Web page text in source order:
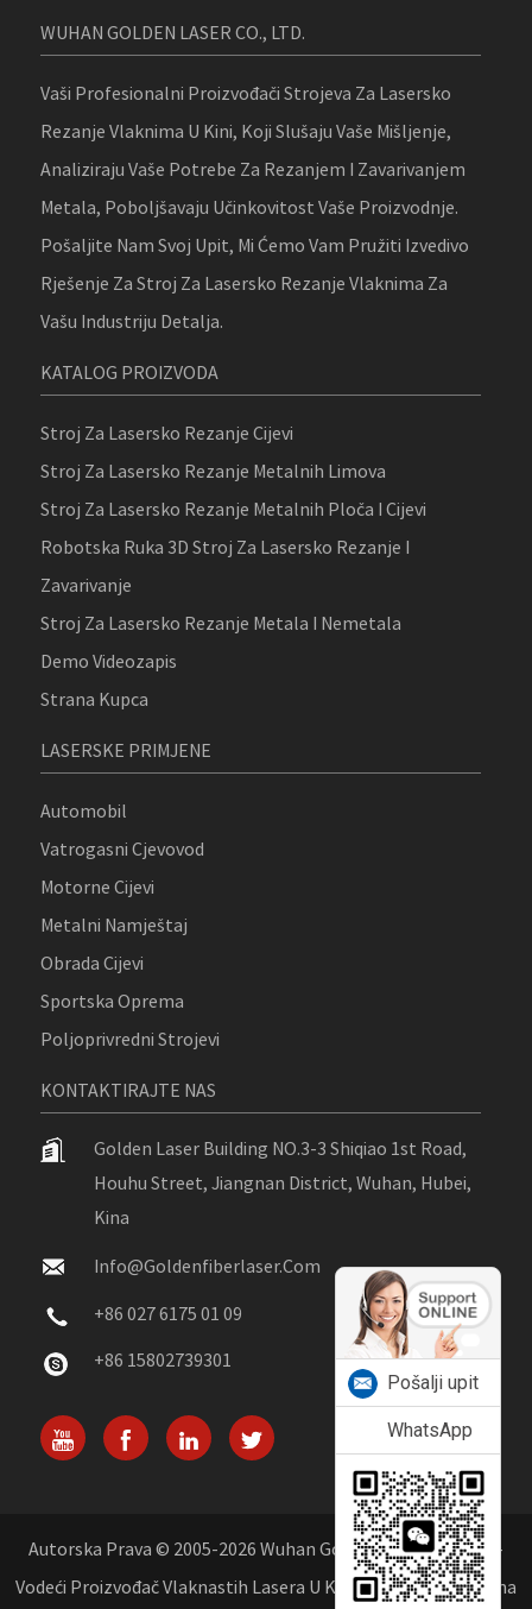
WUHAN GOLDEN LASER CO., LTD.
Vaši Profesionalni Proizvođači Strojeva Za Lasersko
Rezanje Vlaknima U Kini, Koji Slušaju Vaše Mišljenje,
Analiziraju Vaše Potrebe Za Rezanjem I Zavarivanjem
Metala, Poboljšavaju Učinkovitost Vaše Proizvodnje.
Pošaljite Nam Svoj Upit, Mi Ćemo Vam Pružiti Izvedivo
Rješenje Za Stroj Za Lasersko Rezanje Vlaknima Za
Vašu Industriju Detalja.
KATALOG PROIZVODA
Stroj Za Lasersko Rezanje Cijevi
Stroj Za Lasersko Rezanje Metalnih Limova
Stroj Za Lasersko Rezanje Metalnih Ploča I Cijevi
Robotska Ruka 3D Stroj Za Lasersko Rezanje I
Zavarivanje
Stroj Za Lasersko Rezanje Metala I Nemetala
Demo Videozapis
Strana Kupca
LASERSKE PRIMJENE
Automobil
Vatrogasni Cjevovod
Motorne Cijevi
Metalni Namještaj
Obrada Cijevi
Sportska Oprema
Poljoprivredni Strojevi
KONTAKTIRAJTE NAS
Golden Laser Building NO.3-3 Shiqiao 1st Road,
Houhu Street, Jiangnan District, Wuhan, Hubei,
Kina
Info@goldenfiberlaser.com
+86 027 6175 01 09
+86 15802739301
Autorska Prava © 2005-2026 Wuhan Golden Laser Co., Ltd. -
Vodeći Proizvođač Vlaknastih Lasera U Kini Sva Prava Pridržana
Pošalji upit
WhatsApp